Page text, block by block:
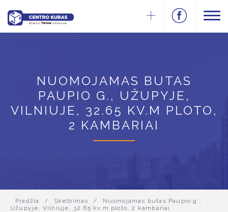
NUOMOJAMAS BUTAS
PAUPIO G., UŽUPYJE,
VILNIUJE, 32.65 KV.M PLOTO,
2 KAMBARIAI
Pradžia / Skelbimas /
Nuomojamas butas Paupio g.,
Užupyje, Vilniuje, 32.65 kv.m ploto, 2 kambariai